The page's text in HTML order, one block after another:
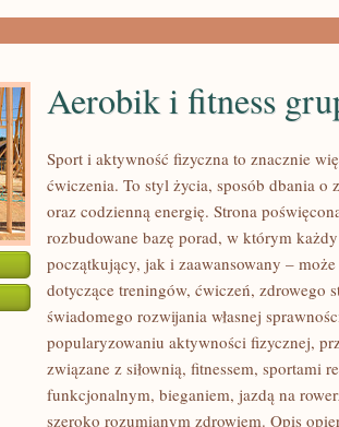
Aerobik i fitness
Sport i aktywność fizyczna to znacznie
ćwiczenia. To styl życia, sposób dbania o
oraz codzienną energię. Strona
rozbudowane bazę porad, w którym
początkujący, jak i zaawansowany –
dotyczące treningów, ćwiczeń, zdrowego
świadomego rozwijania własnej
popularyzowaniu aktywności fizycznej,
związane z siłownią, fitnessem, sportami
funkcjonalnym, bieganiem, jazdą na
szeroko rozumianym zdrowiem. Opis